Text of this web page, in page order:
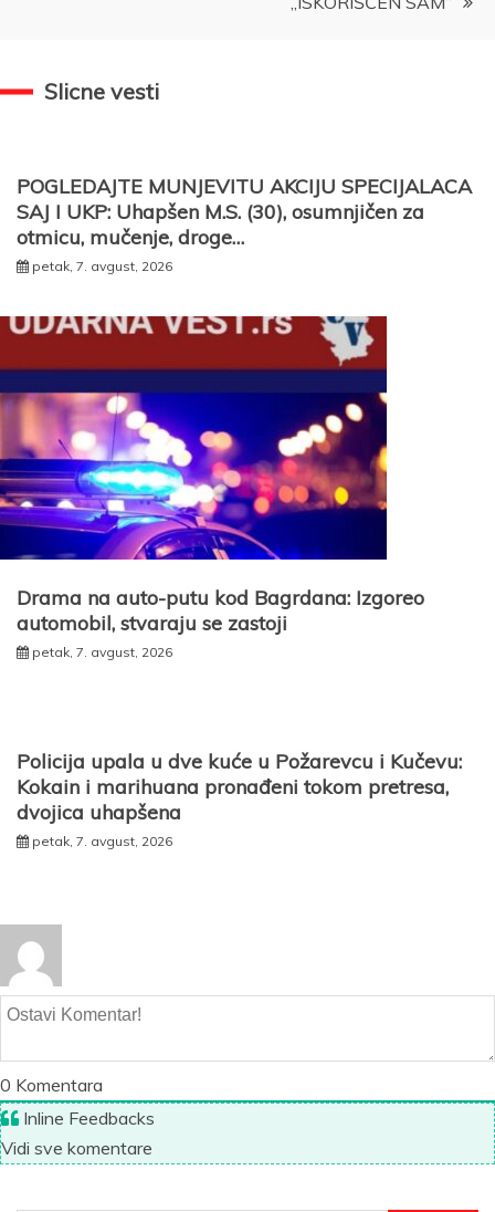
Slicne vesti
POGLEDAJTE MUNJEVITU AKCIJU SPECIJALACA
SAJ I UKP: Uhapšen M.S. (30), osumnjičen za
otmicu, mučenje, droge…
petak, 7. avgust, 2026
Drama na auto-putu kod Bagrdana: Izgoreo
automobil, stvaraju se zastoji
petak, 7. avgust, 2026
Policija upala u dve kuće u Požarevcu i Kučevu:
Kokain i marihuana pronađeni tokom pretresa,
dvojica uhapšena
petak, 7. avgust, 2026
0 Komentara
Inline Feedbacks
Vidi sve komentare